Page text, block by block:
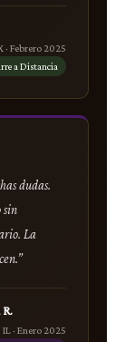
· Febrero 2025
a Distancia
dudas.
sin
La
· Enero 2025